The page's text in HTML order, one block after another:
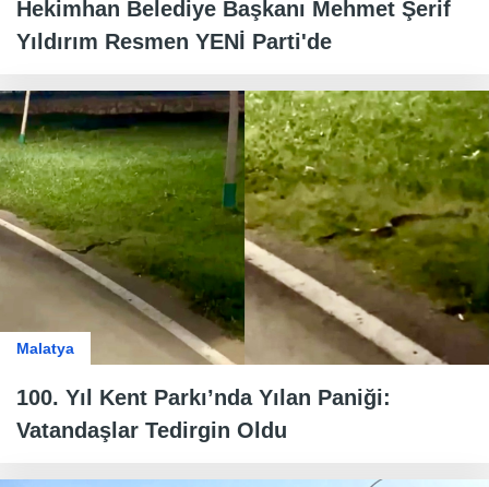
Hekimhan Belediye Başkanı Mehmet Şerif
Yıldırım Resmen YENİ Parti'de
Malatya
100. Yıl Kent Parkı’nda Yılan Paniği:
Vatandaşlar Tedirgin Oldu